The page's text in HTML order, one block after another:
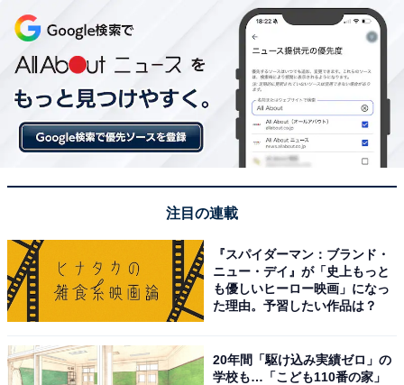
注目の連載
『スパイダーマン：ブランド・
ニュー・デイ』が「史上もっと
も優しいヒーロー映画」になっ
た理由。予習したい作品は？
20年間「駆け込み実績ゼロ」の
学校も…「こども110番の家」